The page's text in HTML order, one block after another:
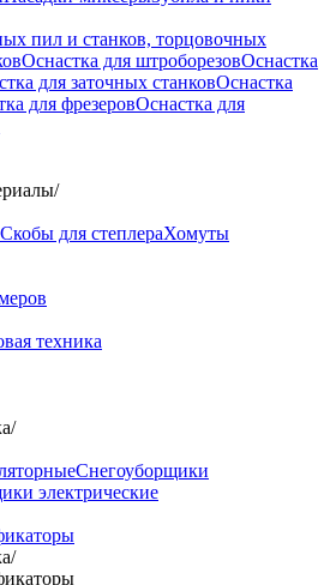
пил и станков, торцовочных
Оснастка для штроборезовОснастка
для заточных станковОснастка
для фрезеровОснастка для
/
Скобы для степлераХомуты
/
Снегоуборщики
электрические
/